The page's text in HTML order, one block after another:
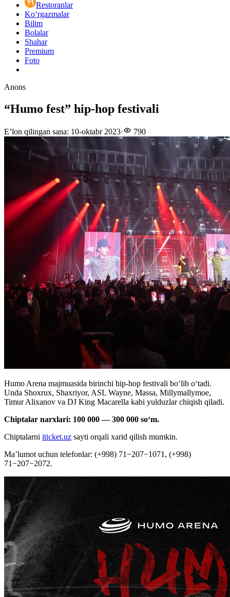
Restoranlar
Ko‘rgazmalar
Bilim
Bolalar
Shahar
Premium
Foto
Anons
“Humo fest” hip-hop festivali
E’lon qilingan sana: 10-oktabr 2023· 790
Humo Arena majmuasida birinchi hip-hop festivali bo‘lib o‘tadi.
Unda Shoxrux, Shaxriyor, ASL Wayne, Маssа, Millymallymoe,
Timur Alixanov va DJ King Macarella kabi yulduzlar chiqish qiladi.
Chiptalar narxlari: 100 000 — 300 000 so‘m.
Chiptalarni iticket.uz sayti orqali xarid qilish mumkin.
Ma’lumot uchun telefonlar: (+998) 71−207−1071, (+998)
71−207−2072.